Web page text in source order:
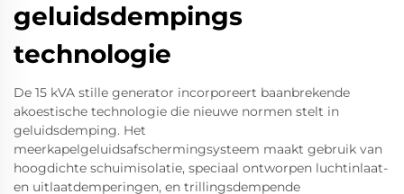
geluidsdempings
technologie
De 15 kVA stille generator incorporeert baanbrekende
akoestische technologie die nieuwe normen stelt in
geluidsdemping. Het
meerkapelgeluidsafschermingsysteem maakt gebruik van
hoogdichte schuimisolatie, speciaal ontworpen luchtinlaat-
en uitlaatdemperingen, en trillingsdempende